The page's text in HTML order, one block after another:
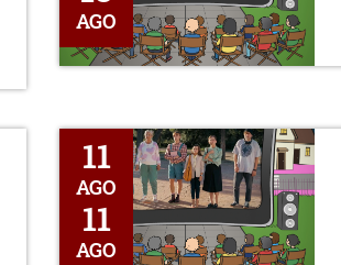
AGO
Cine al Aire Libre ¿Quién es Quién?
11
AGO
11
AGO